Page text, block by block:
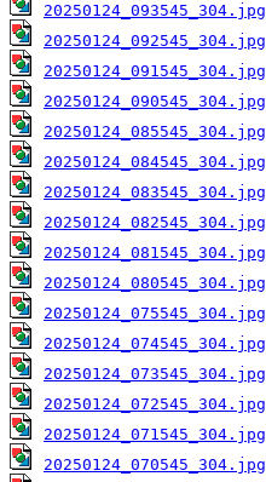
20250124_093545_304.jpg
20250124_092545_304.jpg
20250124_091545_304.jpg
20250124_090545_304.jpg
20250124_085545_304.jpg
20250124_084545_304.jpg
20250124_083545_304.jpg
20250124_082545_304.jpg
20250124_081545_304.jpg
20250124_080545_304.jpg
20250124_075545_304.jpg
20250124_074545_304.jpg
20250124_073545_304.jpg
20250124_072545_304.jpg
20250124_071545_304.jpg
20250124_070545_304.jpg